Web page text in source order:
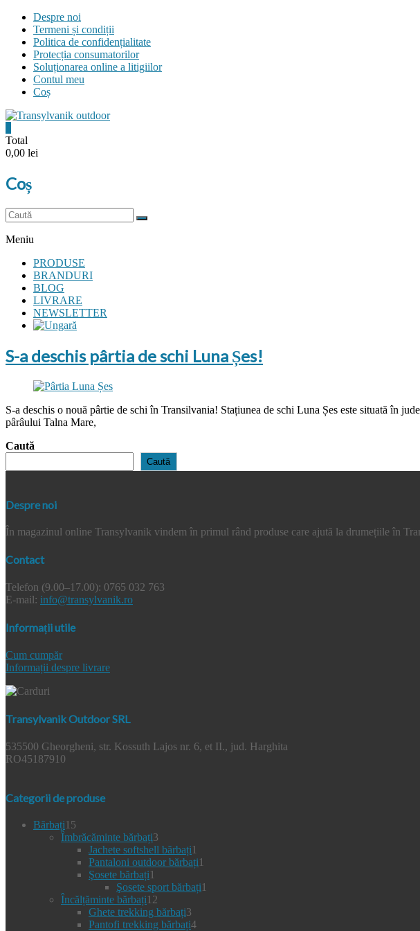
Skip
content
Despre noi
Termeni și condiții
Politica de confidențialitate
Protecția consumatorilor
Soluționarea online a litigiilor
Contul meu
Coș
Transylvanik
and
more
Total
0,00 lei
Coș
Meniu
PRODUSE
BRANDURI
BLOG
LIVRARE
NEWSLETTER
S-a deschis pârtia de schi Luna Șes!
S-a deschis o nouă pârtie de schi în Transilvania! Stațiunea de schi Luna Șes este situată în
pârâului Talna Mare,
Caută
Caută
Despre noi
În magazinul online Transylvanik vindem în primul rând produse care ajută la drumețiile în
Contact
Telefon (9.00–17.00): 0765 032 763
E-mail: info@transylvanik.ro
Informații utile
Cum cumpăr
Informații despre livrare
Transylvanik Outdoor SRL
535500 Gheorgheni, str. Kossuth Lajos nr. 6, et II., jud. Harghita
RO45187910
Categorii de produse
Bărbați15
produse
Îmbrăcăminte bărbați3
produse
Jachete softshell bărbați1
produs
Pantaloni outdoor bărbați1
Şosete bărbați1
produs
Şosete sport bărbați1
Încălțăminte bărbați12
produse
Ghete trekking bărbați3
produse
Pantofi trekking bărbați44